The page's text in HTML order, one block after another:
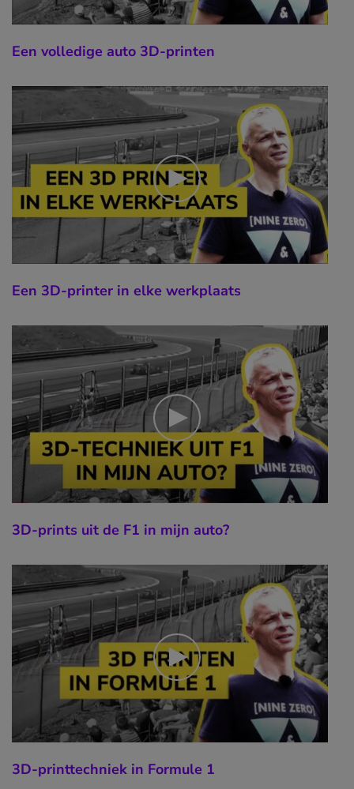
Een volledige auto 3D-printen
Een 3D-printer in elke werkplaats
3D-prints uit de F1 in mijn auto?
3D-printtechniek in Formule 1